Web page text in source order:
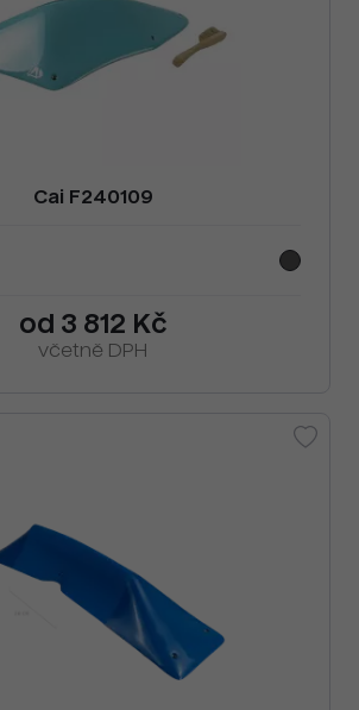
Cai F240109
od 3 812 Kč
včetně DPH